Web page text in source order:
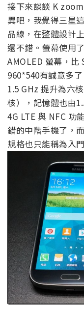
接下來談談 K
異吧，我覺得三星
品線，在整體設計
還不錯。螢幕使用
AMOLED 螢幕，比
960*540有誠意多
1.5 GHz 提升為六
核），記憶體也由
4G LTE 與 NFC 功
錯的中階手機了，
規格也只能稱為入